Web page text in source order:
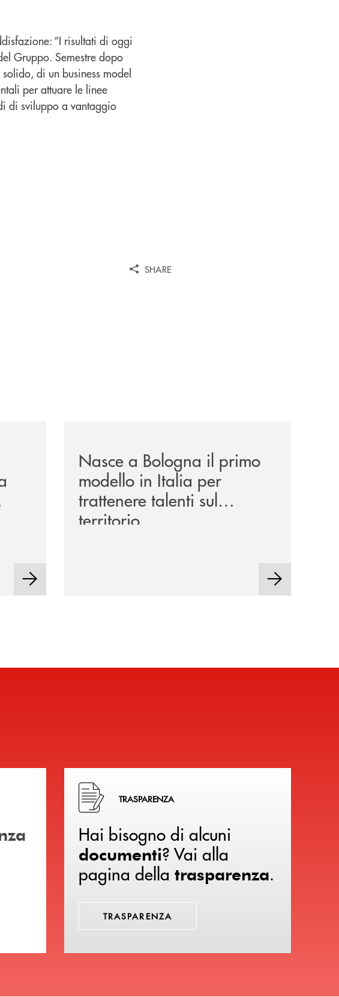
“I risultati di oggi
Gruppo. Semestre dopo
di un business model
per attuare le linee
di sviluppo a vantaggio
SHARE
Nasce a Bologna il primo
modello in Italia per
trattenere talenti sul
territorio
Hai bisogno di alcuni documenti ? Vai alla pagina della
TRASPARENZA
Hai bisogno di alcuni
documenti? Vai alla
pagina della trasparenza.
TRASPARENZA